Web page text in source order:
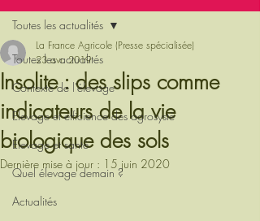
Toutes les actualités
Contexte de l'élevage
Elevage et efficience des agrosystè
Elevage et santé
Quel élevage demain ?
Actualités
Toutes les actualités
Insolite : des slips comme
indicateurs de la vie
biologique des sols
La France Agricole (Presse spécialisée)
23 avr. 2019
Dernière mise à jour : 15 juin 2020